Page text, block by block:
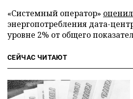
«Системный оператор» оценил
энергопотребления дата-
уровне 2% от общего
СЕЙЧАС ЧИТАЮТ